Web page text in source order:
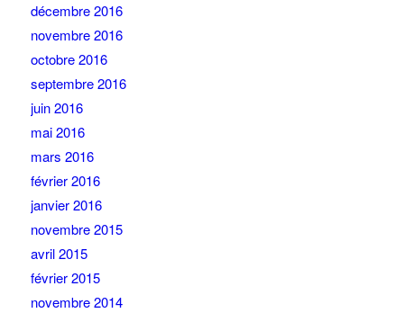
décembre 2016
novembre 2016
octobre 2016
septembre 2016
juin 2016
mai 2016
mars 2016
février 2016
janvier 2016
novembre 2015
avril 2015
février 2015
novembre 2014